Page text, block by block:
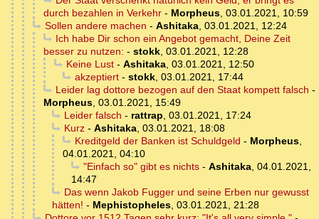
durch bezahlen in Verkehr - Morpheus, 03.01.2021, 10:59
Sollen andere machen - Ashitaka, 03.01.2021, 12:24
Ich habe Dir schon ein Angebot gemacht, Deine Zeit
besser zu nutzen: - stokk, 03.01.2021, 12:28
Keine Lust- Ashitaka, 03.01.2021, 12:50
akzeptiert- stokk, 03.01.2021, 17:44
Leider lag dottore bezogen auf den Staat kompett falsch -
Morpheus, 03.01.2021, 15:49
Leider falsch - rattrap, 03.01.2021, 17:24
Kurz- Ashitaka, 03.01.2021, 18:08
Kreditgeld der Banken ist Schuldgeld - Morpheus,
04.01.2021, 04:10
"Einfach so" gibt es nichts- Ashitaka, 04.01.2021,
14:47
Das wenn Jakob Fugger und seine Erben nur gewusst
hätten! - Mephistopheles, 03.01.2021, 21:28